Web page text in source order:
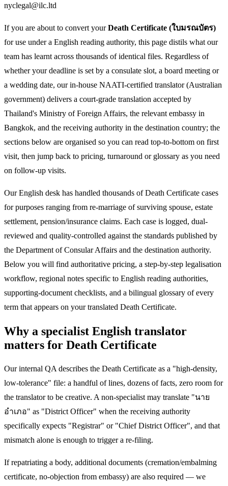
nyclegal@ilc.ltd
If you are about to convert yourDeath Certificate (ใบมรณบัตร)
for use under a English reading authority, this page distils what our
team has learnt across thousands of identical files. Regardless of
whether your deadline is set by a consulate slot, a board meeting or
a wedding date, our in-house NAATI-certified translator (Australian
government) delivers a court-grade translation accepted by
Thailand's Ministry of Foreign Affairs, the relevant embassy in
Bangkok, and the receiving authority in the destination country; the
sections below are organised so you can read top-to-bottom on first
visit, then jump back to pricing, turnaround or glossary as you need
on follow-up visits.
Our English desk has handled thousands of Death Certificate cases
for purposes ranging from re-marriage of surviving spouse, estate
settlement, pension/insurance claims. Each case is logged, dual-
reviewed and quality-controlled against the standards published by
the Department of Consular Affairs and the destination authority.
Below you will find authoritative pricing, a step-by-step legalisation
workflow, regional notes specific to English reading authorities,
supporting-document checklists, and a bilingual glossary of every
term that appears on your translated Death Certificate.
Why a specialist English translator
matters for Death Certificate
Our internal QA describes the Death Certificate as a "high-density,
low-tolerance" file: a handful of lines, dozens of facts, zero room for
the translator to be creative. A non-specialist may translate "นาย
อำเภอ" as "District Officer" when the receiving authority
specifically expects "Registrar" or "Chief District Officer", and that
mismatch alone is enough to trigger a re-filing.
If repatriating a body, additional documents (cremation/embalming
certificate, no-objection from embassy) are also required — we